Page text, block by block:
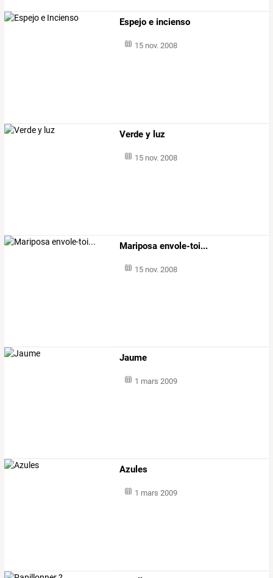
Espejo e incienso
15 nov. 2008
Verde y luz
15 nov. 2008
Mariposa envole-toi...
15 nov. 2008
Jaume
1 mars 2009
Azules
1 mars 2009